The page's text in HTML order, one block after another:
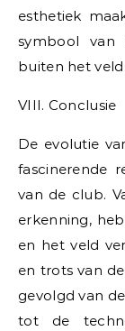
esthetiek
symbool
buiten het veld.
VIII. Conclusie
De evolutie
fascinerende
van de club.
erkenning,
en het veld
en trots van
gevolgd van
tot de